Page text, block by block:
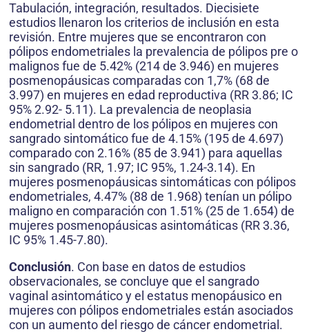
Tabulación, integración, resultados. Diecisiete
estudios llenaron los criterios de inclusión en esta
revisión. Entre mujeres que se encontraron con
pólipos endometriales la prevalencia de pólipos pre o
malignos fue de 5.42% (214 de 3.946) en mujeres
posmenopáusicas comparadas con 1,7% (68 de
3.997) en mujeres en edad reproductiva (RR 3.86; IC
95% 2.92- 5.11). La prevalencia de neoplasia
endometrial dentro de los pólipos en mujeres con
sangrado sintomático fue de 4.15% (195 de 4.697)
comparado con 2.16% (85 de 3.941) para aquellas
sin sangrado (RR, 1.97; IC 95%, 1.24-3.14). En
mujeres posmenopáusicas sintomáticas con pólipos
endometriales, 4.47% (88 de 1.968) tenían un pólipo
maligno en comparación con 1.51% (25 de 1.654) de
mujeres posmenopáusicas asintomáticas (RR 3.36,
IC 95% 1.45-7.80).
Conclusión. Con base en datos de estudios
observacionales, se concluye que el sangrado
vaginal asintomático y el estatus menopáusico en
mujeres con pólipos endometriales están asociados
con un aumento del riesgo de cáncer endometrial.